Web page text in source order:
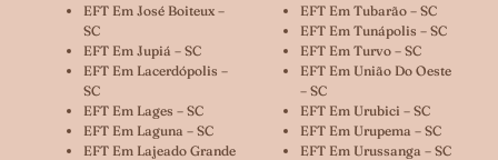
EFT Em José Boiteux –
SC
EFT Em Jupiá – SC
EFT Em Lacerdópolis –
SC
EFT Em Lages – SC
EFT Em Laguna – SC
EFT Em Lajeado Grande
EFT Em Tubarão – SC
EFT Em Tunápolis – SC
EFT Em Turvo – SC
EFT Em União Do Oeste
– SC
EFT Em Urubici – SC
EFT Em Urupema – SC
EFT Em Urussanga – SC